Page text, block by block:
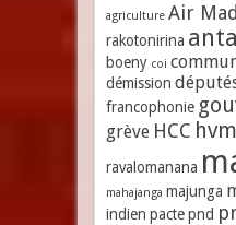
agriculture Air
rakotonirina
boeny coi
démission
francophonie
grève HCC hvm
ravalomanana
mahajanga majunga
indien pacte pnd